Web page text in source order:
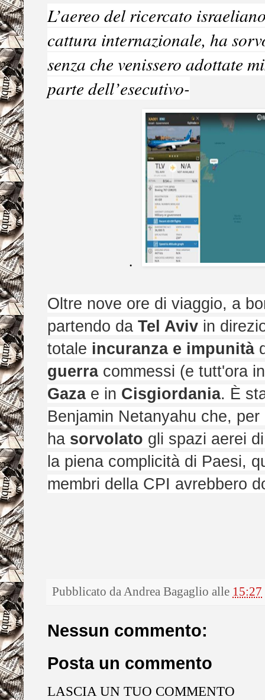
L’aereo del ricercato
cattura internazionale, ha
senza che venissero adottate
parte dell’esecutivo-
.
Oltre nove ore di viaggio, a
partendo da Tel Aviv in
totale incuranza e impunità
guerra commessi (e tutt'ora
Gaza e in Cisgiordania. È
Benjamin Netanyahu che,
ha sorvolato gli spazi aerei
la piena complicità di Paesi,
membri della CPI avrebbero
Pubblicato daAndrea Bagaglio alle 15:27
Nessun commento:
Posta un commento
LASCIA UN TUO COMMENTO